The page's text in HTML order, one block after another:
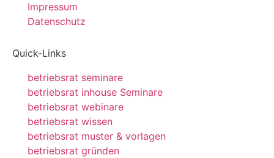
Impressum
Datenschutz
Quick-Links
betriebsrat seminare
betriebsrat inhouse Seminare
betriebsrat webinare
betriebsrat wissen
betriebsrat muster & vorlagen
betriebsrat gründen